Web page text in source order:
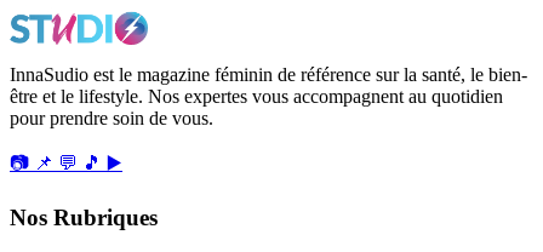
InnaSudio est le magazine féminin de référence sur la santé, le bien-
être et le lifestyle. Nos expertes vous accompagnent au quotidien
pour prendre soin de vous.
📷 📌 💬 🎵 ▶️
Nos Rubriques